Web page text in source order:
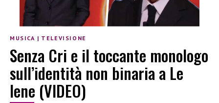
MUSICA | TELEVISIONE
Senza Cri e il toccante monologo
sull’identità non binaria a Le
Iene (VIDEO)